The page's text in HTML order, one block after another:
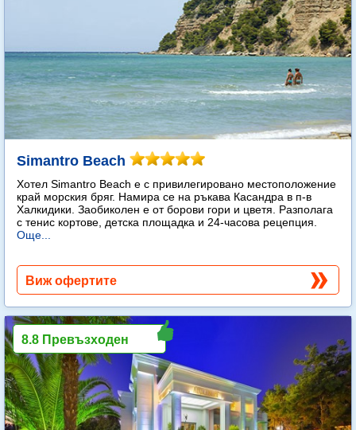
Simantro Beach
Хотел Simantro Beach е с привилегировано местоположение
край морския бряг. Намира се на ръкава Касандра в п-в
Халкидики. Заобиколен е от борови гори и цветя. Разполага
с тенис кортове, детска площадка и 24-часова рецепция.
Още...
Виж офертите
8.8 Превъзходен